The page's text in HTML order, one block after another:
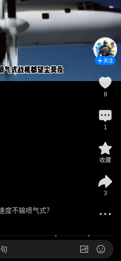
度不输喷气式？
关注
8
1
收藏
3